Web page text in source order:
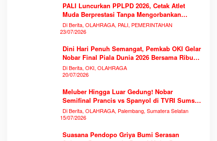
PALI Luncurkan PPLPD 2026, Cetak Atlet
Muda Berprestasi Tanpa Mengorbankan
Pendidikan
Di Berita, OLAHRAGA, PALI, PEMERINTAHAN
23/07/2026
Dini Hari Penuh Semangat, Pemkab OKI Gelar
Nobar Final Piala Dunia 2026 Bersama Ribuan
Warga
Di Berita, OKI, OLAHRAGA
20/07/2026
Meluber Hingga Luar Gedung! Nobar
Semifinal Prancis vs Spanyol di TVRI Sumsel
Memecahkan Rekor Antusiasme
Di Berita, OLAHRAGA, Palembang, Sumatera Selatan
15/07/2026
Suasana Pendopo Griya Bumi Serasan